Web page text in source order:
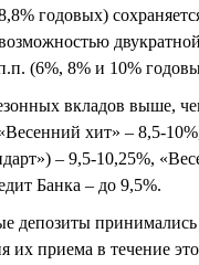
годовых)
(6%, 8% и 10%
вкладов выше,
хит» – 8,5-
– 9,5-10,25%,
Банка – до 9,5%.
депозиты
их приема в течение